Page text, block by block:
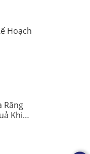
Hoạch
Răng
Khi